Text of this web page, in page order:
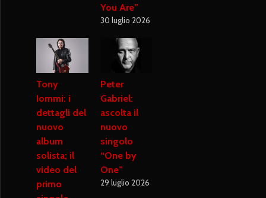
You Are”
30 luglio 2026
Tony
Iommi: i
dettagli del
nuovo
album
solista; il
video del
primo
Peter
Gabriel:
ascolta il
nuovo
singolo
“One by
One”
29 luglio 2026